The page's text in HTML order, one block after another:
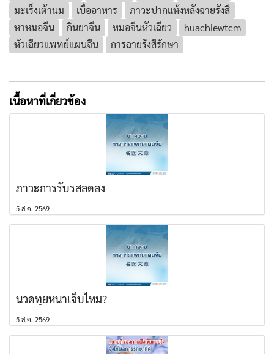
มะเร็งเต้านม
เบื่ออาหาร
ภาวะปากแห้งหลังฉายรังสี
หาหมอจีน
กินยาจีน หมอจีนหัวเฉียว
huachiewtcm
หัวเฉียวแพทย์แผนจีน
การฉายรังสีรักษา
เนื้อหาที่เกี่ยวข้อง
ภาวะการรับรสลดลง
5 ส.ค. 2569
นวดทุยหนาเจ็บไหม?
5 ส.ค. 2569